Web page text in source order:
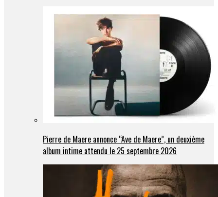
Pierre de Maere annonce “Ave de Maere”, un deuxième
album intime attendu le 25 septembre 2026